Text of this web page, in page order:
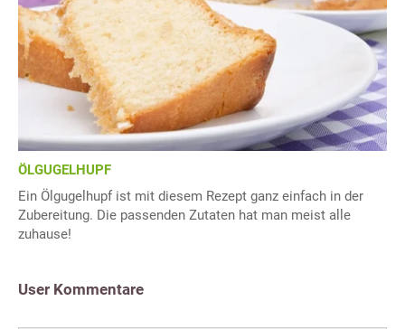
ÖLGUGELHUPF
Ein Ölgugelhupf ist mit diesem Rezept ganz einfach in der
Zubereitung. Die passenden Zutaten hat man meist alle
zuhause!
User Kommentare